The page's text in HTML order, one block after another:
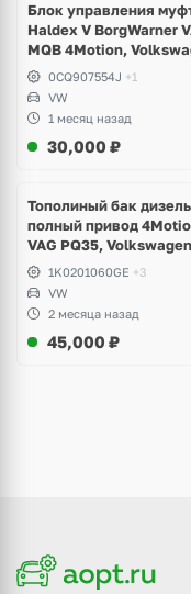
Блок управления
Haldex V BorgWarner
MQB 4Motion,
Tiguan
0CQ907554J +1
VW
1 месяц назад
30,000 ₽
Тополиный бак
полный привод
VAG PQ35, Volkswagen
Scirocco, Golf V, VI,
Yeti, Octavia A5,
Audi A3, Seat Altea
1K0201060GE +3
VW
2 месяца назад
45,000 ₽